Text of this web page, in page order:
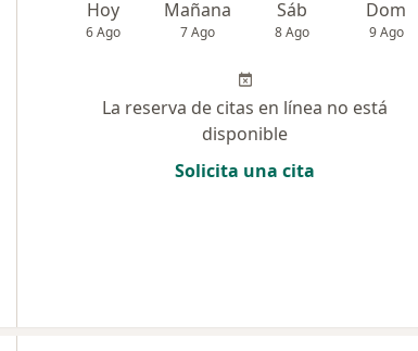
Hoy
6 Ago
Mañana
7 Ago
Sáb
8 Ago
Dom
9 Ago
La reserva de citas en línea no está
disponible
Solicita una cita